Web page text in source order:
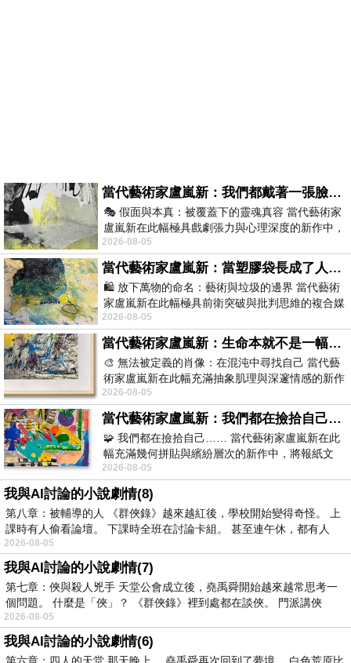
當代藝術家盧嵐新：我們都戴著一張臉，可真正的自己，總藏在那些被塗抹、被覆蓋的痕跡裡
🎭 假面與本真：被覆蓋下的靈魂真容 當代藝術家
盧嵐新在此幅極具戲劇張力與心理深度的新作中，
運用質感豐富的紙材肌理、墨痕與大膽的
2026-08-05
當代藝術家盧嵐新：當塑膠袋長成了人的模樣，我們的目光是否學會了放下偏見？
🛍️ 放下萬物的命名：藝術與垃圾的邊界 當代藝術
家盧嵐新在此幅極具前衛突破與批判思維的複合媒
材新作中，直接將被大眾定義為廢棄物
2026-08-05
當代藝術家盧嵐新：生命本就不是一幅能被定義的肖像，在混亂與交疊中拼湊完整的靈魂
🎨 無法被定義的肖像：在混沌中尋找自己 當代藝
術家盧嵐新在此幅充滿抽象肌理與深邃情感的新作
中，以灰白為基底，交織著塗抹、刮擦與
2026-08-05
當代藝術家盧嵐新：我們都在撿拾自己，將散落的情緒與碎片，拼回生命完整的輪廓
🧩 我們都在撿拾自己…… 當代藝術家盧嵐新在此
幅充滿幾何拼貼與繽紛層次的新作中，將報紙文
字、彩色剪紙與明亮顏料層層
2026-08-05
我與AI討論的小說劇情(8)
第八章：被輔導的人 《群俠錄》越來越紅後，學校開始變得奇怪。 上
課時有人偷看論壇。 下課時全班在討論卡組。 甚至連午休，都有人
2026-08-05
我與AI討論的小說劇情(7)
第七章：俠與殺人兇手 天堂公會成立後，堯禹舜開始越來越常思考一
個問題。 什麼是「俠」？ 《群俠錄》裡到處都在談俠。 門派講俠
2026-08-05
我與AI討論的小說劇情(6)